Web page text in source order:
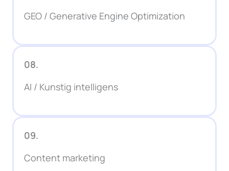
GEO / Generative Engine Optimization
08.
AI / Kunstig intelligens
09.
Content marketing